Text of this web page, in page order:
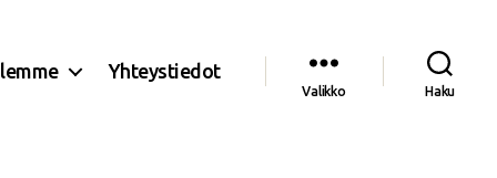
Yhteystiedot
Valikko Haku